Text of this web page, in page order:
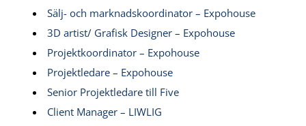
Sälj- och marknadskoordinator – Expohouse
3D artist/ Grafisk Designer – Expohouse
Projektkoordinator – Expohouse
Projektledare – Expohouse
Senior Projektledare till Five
Client Manager – LIWLIG